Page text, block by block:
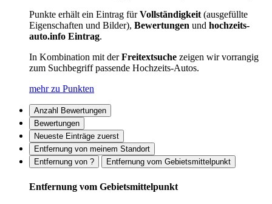
Punkte erhält ein Eintrag fürVollständigkeit(ausgefüllte
Eigenschaften und Bilder), Bewertungen und hochzeits-
auto.info Eintrag.
In Kombination mit derFreitextsuche zeigen wir vorrangig
zum Suchbegriff passende Hochzeits-Autos.
mehr zu Punkten
Anzahl Bewertungen
Bewertungen
Neueste Einträge zuerst
Entfernung von meinem Standort
Entfernung von ?
Entfernung vom Gebietsmittelpunkt
Entfernung vom Gebietsmittelpunkt